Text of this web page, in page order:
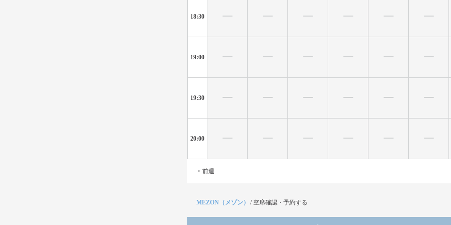
18:30
19:00
19:30
20:00
< 前週
MEZON（メゾン） / 空席確認・予約する